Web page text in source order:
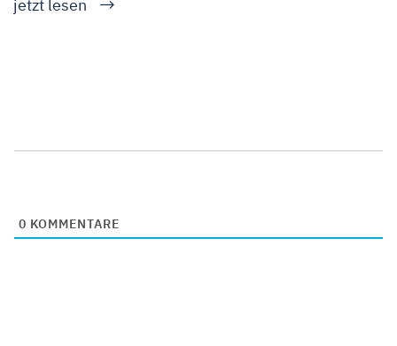
jetzt lesen
0 KOMMENTARE